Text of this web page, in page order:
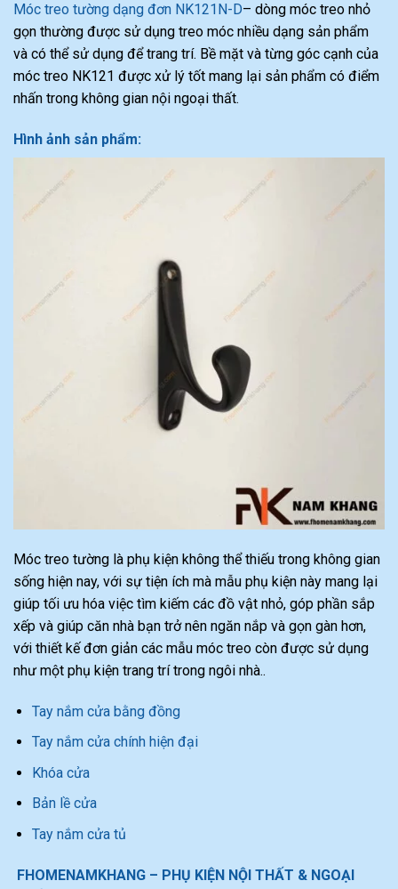
Móc treo tường dạng đơn NK121N-D– dòng móc treo nhỏ
gọn thường được sử dụng treo móc nhiều dạng sản phẩm
và có thể sử dụng để trang trí. Bề mặt và từng góc cạnh của
móc treo NK121 được xử lý tốt mang lại sản phẩm có điểm
nhấn trong không gian nội ngoại thất.
Hình ảnh sản phẩm:
Móc treo tường là phụ kiện không thể thiếu trong không gian
sống hiện nay, với sự tiện ích mà mẫu phụ kiện này mang lại
giúp tối ưu hóa việc tìm kiếm các đồ vật nhỏ, góp phần sắp
xếp và giúp căn nhà bạn trở nên ngăn nắp và gọn gàn hơn,
với thiết kế đơn giản các mẫu móc treo còn được sử dụng
như một phụ kiện trang trí trong ngôi nhà..
Tay nắm cửa bằng đồng
Tay nắm cửa chính hiện đại
Khóa cửa
Bản lề cửa
Tay nắm cửa tủ
FHOMENAMKHANG – PHỤ KIỆN NỘI THẤT & NGOẠI